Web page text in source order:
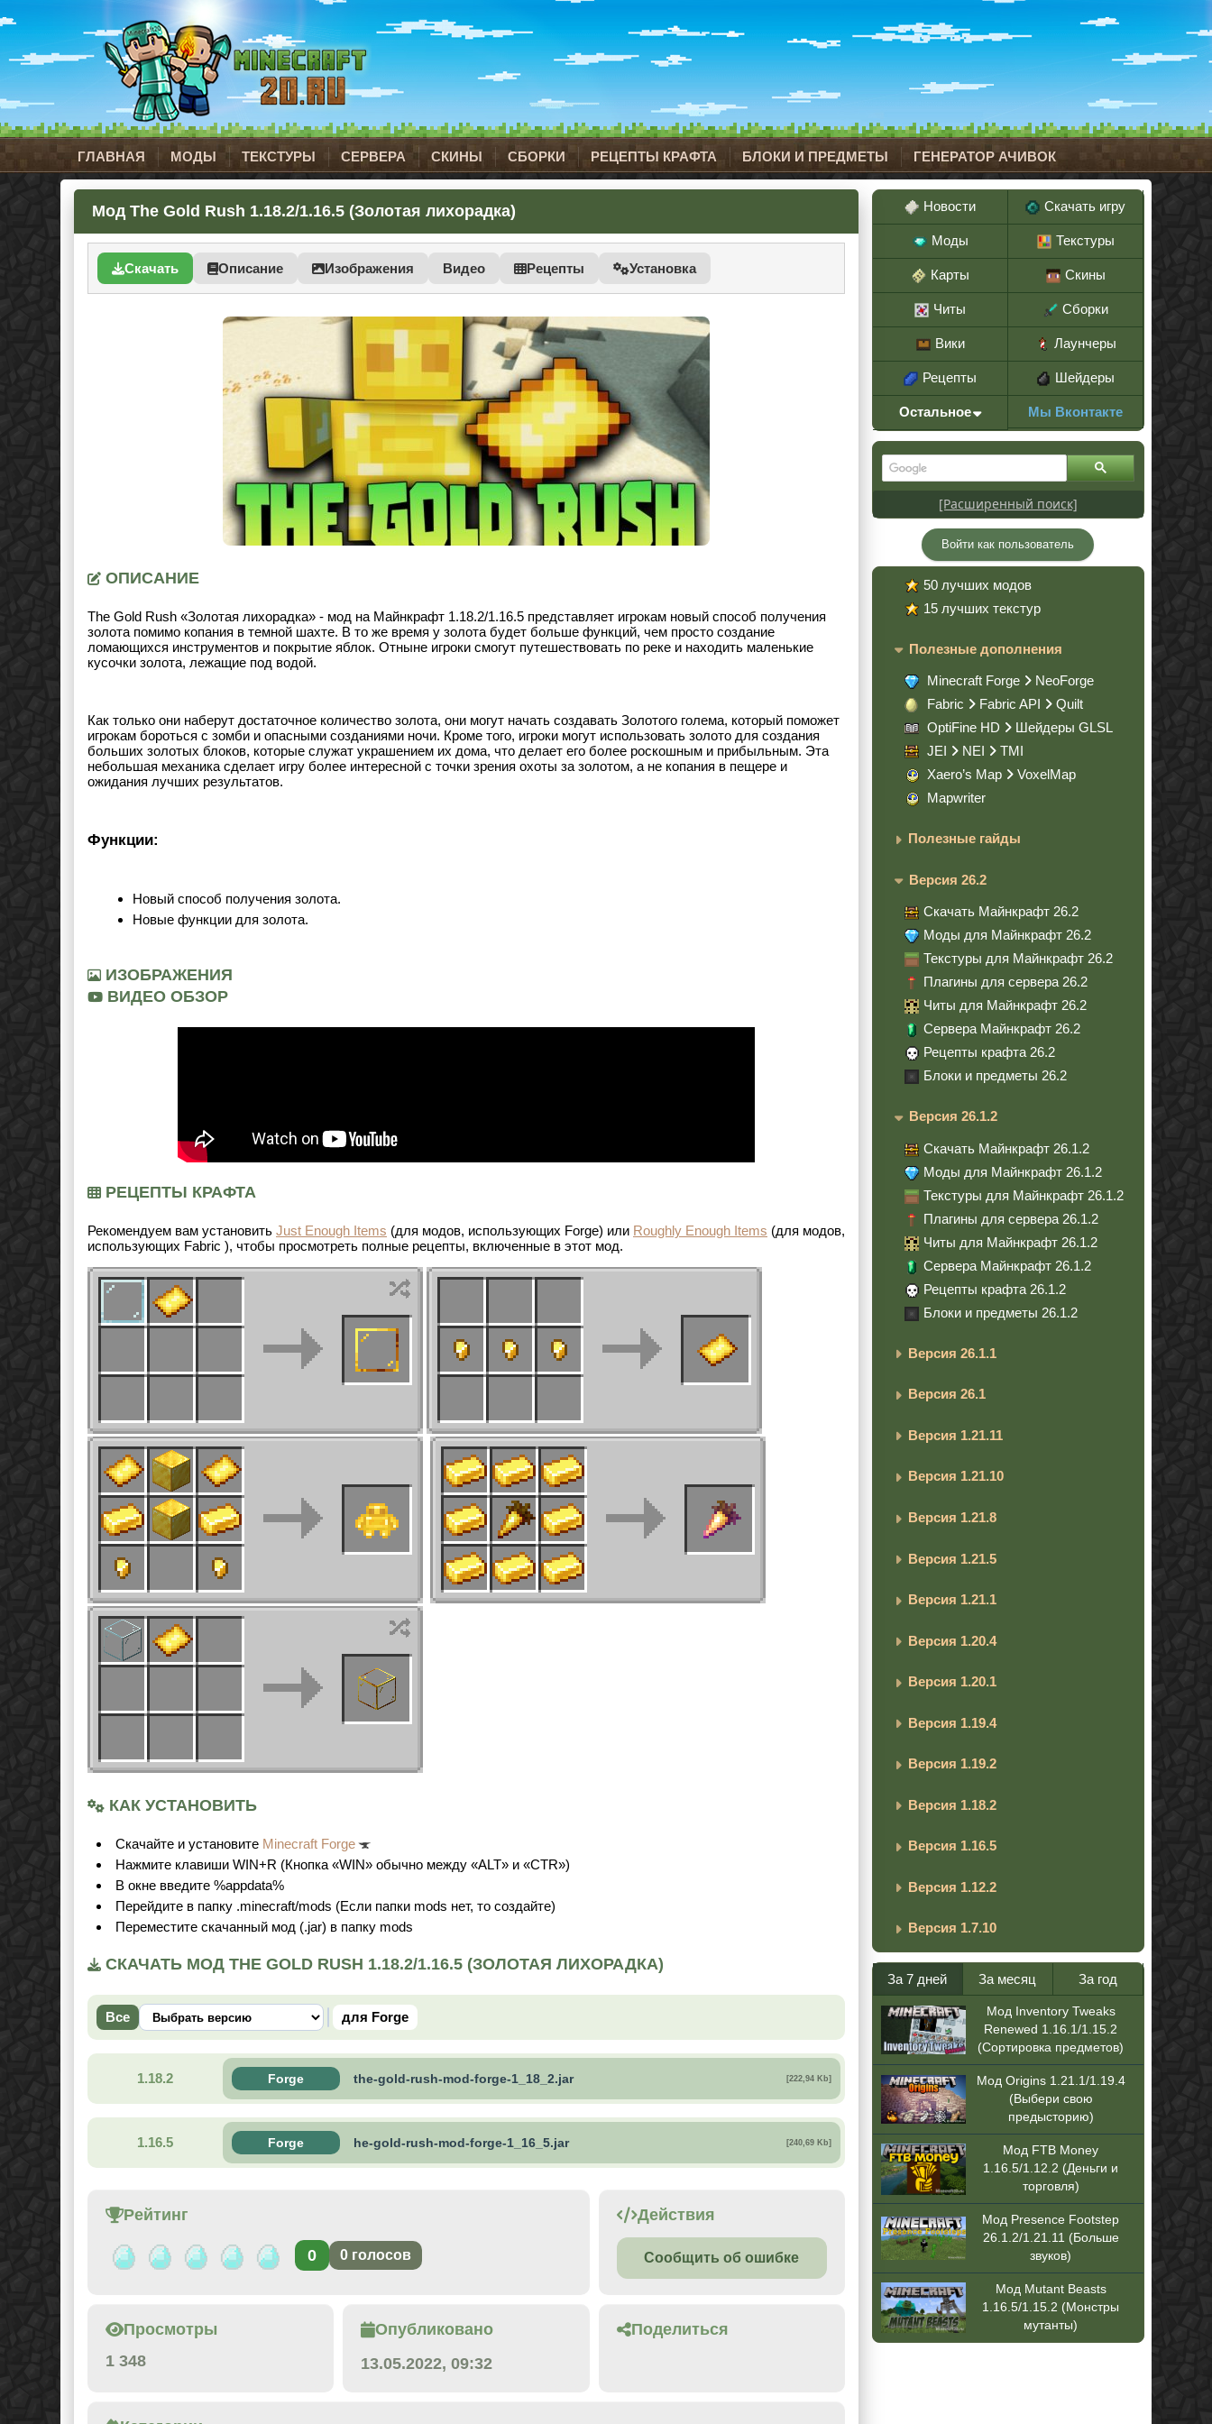
ГЛАВНАЯ МОДЫ ТЕКСТУРЫ СЕРВЕРА СКИНЫ СБОРКИ РЕЦЕПТЫ КРАФТА БЛОКИ И ПРЕДМЕТЫ ГЕНЕРАТОР АЧИВОК
Мод The Gold Rush 1.18.2/1.16.5 (Золотая лихорадка)
Скачать Описание Изображения Видео Рецепты Установка
ОПИСАНИЕ
The Gold Rush «Золотая лихорадка» - мод на Майнкрафт 1.18.2/1.16.5 представляет игрокам новый способ получения
золота помимо копания в темной шахте. В то же время у золота будет больше функций, чем просто создание
ломающихся инструментов и покрытие яблок. Отныне игроки смогут путешествовать по реке и находить маленькие
кусочки золота, лежащие под водой.
Как только они наберут достаточное количество золота, они могут начать создавать Золотого голема, который поможет
игрокам бороться с зомби и опасными созданиями ночи. Кроме того, игроки могут использовать золото для создания
больших золотых блоков, которые служат украшением их дома, что делает его более роскошным и прибыльным. Эта
небольшая механика сделает игру более интересной с точки зрения охоты за золотом, а не копания в пещере и
ожидания лучших результатов.
Функции:
Новый способ получения золота.
Новые функции для золота.
ИЗОБРАЖЕНИЯ
ВИДЕО ОБЗОР
РЕЦЕПТЫ КРАФТА
Рекомендуем вам установить Just Enough Items (для модов, использующих Forge) или Roughly Enough Items (для модов,
использующих Fabric ), чтобы просмотреть полные рецепты, включенные в этот мод.
КАК УСТАНОВИТЬ
Cкачайте и установите Minecraft Forge
Нажмите клавиши WIN+R (Кнопка «WIN» обычно между «ALT» и «CTR»)
В окне введите %appdata%
Перейдите в папку .minecraft/mods (Если папки mods нет, то создайте)
Переместите скачанный мод (.jar) в папку mods
СКАЧАТЬ МОД THE GOLD RUSH 1.18.2/1.16.5 (ЗОЛОТАЯ ЛИХОРАДКА)
Все для Forge
1.18.2 Forge the-gold-rush-mod-forge-1_18_2.jar [222,94 Kb]
1.16.5 Forge he-gold-rush-mod-forge-1_16_5.jar [240,69 Kb]
Рейтинг
0 0 голосов
Действия
Сообщить об ошибке
Просмотры
1 348
Опубликовано
13.05.2022, 09:32
Поделиться
Новости Скачать игру
Моды Текстуры
Карты Скины
Читы Сборки
Вики Лаунчеры
Рецепты Шейдеры
Остальное Мы Вконтакте
[Расширенный поиск]
Войти как пользователь
50 лучших модов
15 лучших текстур
Полезные дополнения
Minecraft Forge
NeoForge
Fabric
Fabric API
Quilt
OptiFine HD
Шейдеры GLSL
JEI
NEI
TMI
Xaero’s Map
VoxelMap
Mapwriter
Полезные гайды
Версия 26.2
Скачать Майнкрафт 26.2
Моды для Майнкрафт 26.2
Текстуры для Майнкрафт 26.2
Плагины для сервера 26.2
Читы для Майнкрафт 26.2
Сервера Майнкрафт 26.2
Рецепты крафта 26.2
Блоки и предметы 26.2
Версия 26.1.2
Скачать Майнкрафт 26.1.2
Моды для Майнкрафт 26.1.2
Текстуры для Майнкрафт 26.1.2
Плагины для сервера 26.1.2
Читы для Майнкрафт 26.1.2
Сервера Майнкрафт 26.1.2
Рецепты крафта 26.1.2
Блоки и предметы 26.1.2
Версия 26.1.1
Версия 26.1
Версия 1.21.11
Версия 1.21.10
Версия 1.21.8
Версия 1.21.5
Версия 1.21.1
Версия 1.20.4
Версия 1.20.1
Версия 1.19.4
Версия 1.19.2
Версия 1.18.2
Версия 1.16.5
Версия 1.12.2
Версия 1.7.10
За 7 дней За месяц За год
Мод Inventory Tweaks
Renewed 1.16.1/1.15.2
(Сортировка предметов)
Мод Origins 1.21.1/1.19.4
(Выбери свою
предысторию)
Мод FTB Money
1.16.5/1.12.2 (Деньги и
торговля)
Мод Presence Footstep
26.1.2/1.21.11 (Больше
звуков)
Мод Mutant Beasts
1.16.5/1.15.2 (Монстры
мутанты)